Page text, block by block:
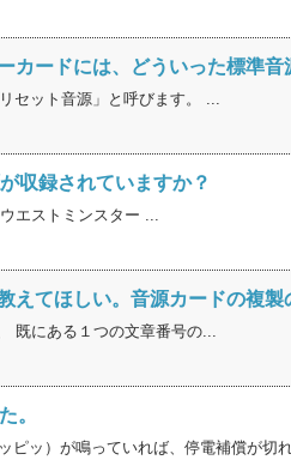
カードには、どういった標準音
セット音源」と呼びます。 ...
収録されていますか？
エストミンスター ...
てほしい。音源カードの複製
既にある１つの文章番号の...
。
ピッ）が鳴っていれば、停電補償が切